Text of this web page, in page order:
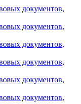
документов,
документов,
документов,
документов,
документов,
документов,